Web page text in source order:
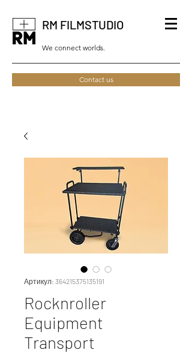
RM FILMSTUDIO
We connect worlds.
Contact us
Артикул: 364215375135191
Rocknroller
Equipment
Transport